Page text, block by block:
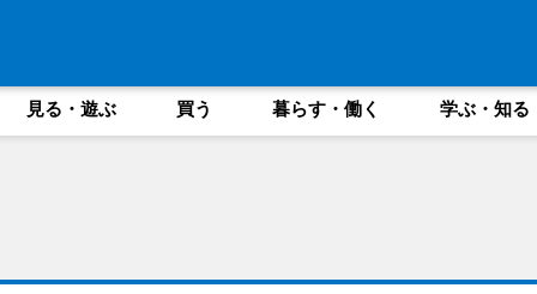
見る・遊ぶ 買う 暮らす・働く 学ぶ・知る